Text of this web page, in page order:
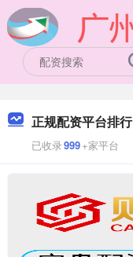
正规配资平台排行
已收录999+家平台